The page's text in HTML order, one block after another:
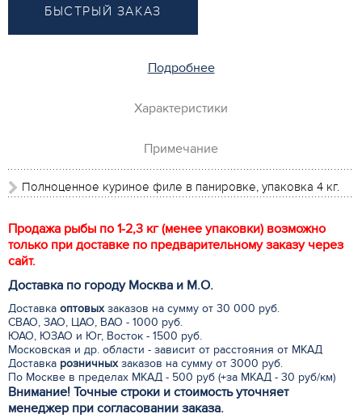
БЫСТРЫЙ ЗАКАЗ
Подробнее
Характеристики
Примечание
Полноценное куриное филе в панировке, упаковка 4 кг.
Продажа рыбы по 1-2,3 кг (менее упаковки) возможно
только при доставке по предварительному заказу через
сайт.
Доставка по городу Москва и М.О.
Доставка оптовыхзаказов на сумму от 30 000 руб.
СВАО, ЗАО, ЦАО, ВАО - 1000 руб.
ЮАО, ЮЗАО и Юг, Восток - 1500 руб.
Московская и др. области - зависит от расстояния от МКАД
Доставка розничныхзаказов на сумму от 3000 руб.
По Москве в пределах МКАД - 500 руб (+за МКАД - 30 руб/км)
Внимание! Точные строки и стоимость уточняет
менеджер при согласовании заказа.